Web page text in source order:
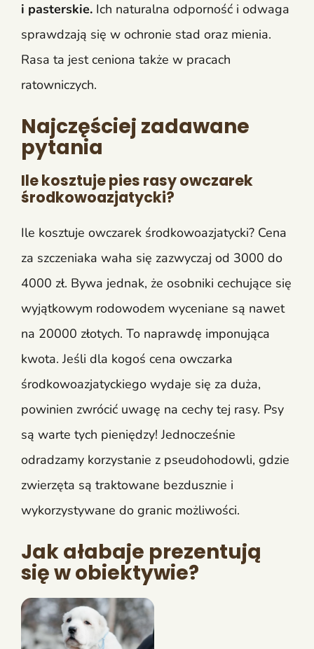
i pasterskie. Ich naturalna odporność i odwaga
sprawdzają się w ochronie stad oraz mienia.
Rasa ta jest ceniona także w pracach
ratowniczych.
Najczęściej zadawane
pytania
Ile kosztuje pies rasy owczarek
środkowoazjatycki?
Ile kosztuje owczarek środkowoazjatycki? Cena
za szczeniaka waha się zazwyczaj od 3000 do
4000 zł. Bywa jednak, że osobniki cechujące się
wyjątkowym rodowodem wyceniane są nawet
na 20000 złotych. To naprawdę imponująca
kwota. Jeśli dla kogoś cena owczarka
środkowoazjatyckiego wydaje się za duża,
powinien zwrócić uwagę na cechy tej rasy. Psy
są warte tych pieniędzy! Jednocześnie
odradzamy korzystanie z pseudohodowli, gdzie
zwierzęta są traktowane bezdusznie i
wykorzystywane do granic możliwości.
Jak ałabaje prezentują
się w obiektywie?